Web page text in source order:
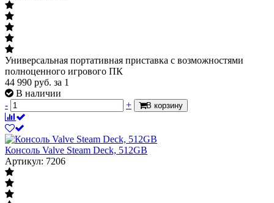
Универсальная портативная приставка с возможностями
полноценного игрового ПК
44 990 руб. за 1
В наличии
-
+ В корзину
Консоль Valve Steam Deck, 512GB
Артикул: 7206